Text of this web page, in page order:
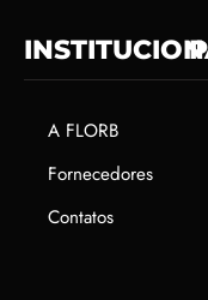
A FLORB
Fornecedores
Contatos